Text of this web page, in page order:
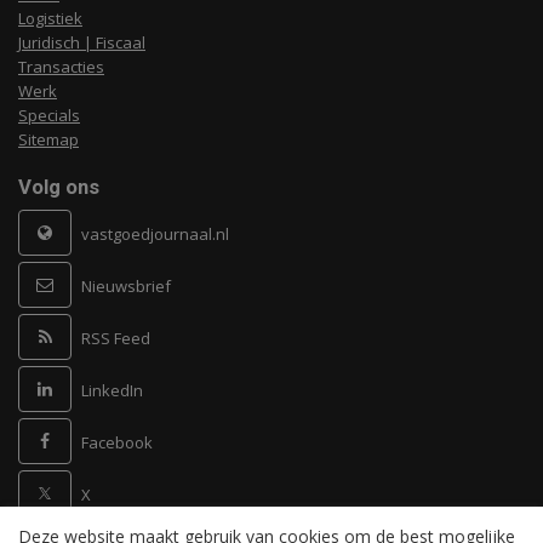
Logistiek
Juridisch | Fiscaal
Transacties
Werk
Specials
Sitemap
Volg ons
vastgoedjournaal.nl
Nieuwsbrief
RSS Feed
LinkedIn
Facebook
X
Deze website maakt gebruik van cookies om de best mogelijke